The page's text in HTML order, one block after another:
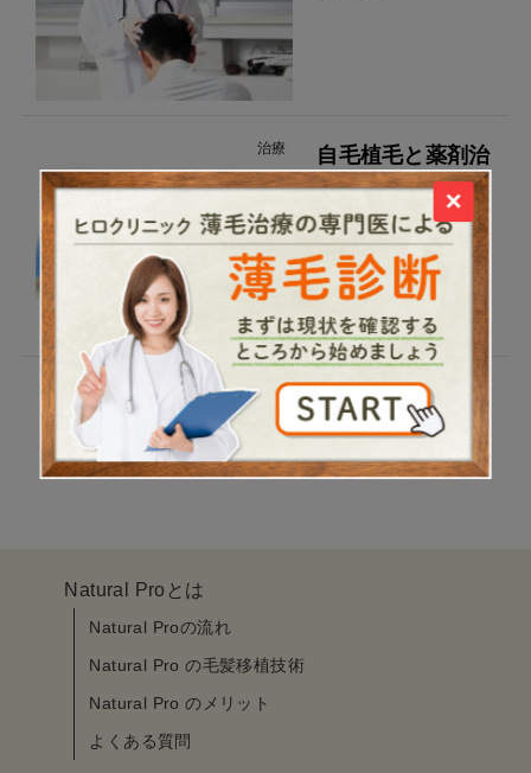
治療
自毛植毛と薬剤治
療の違いを解説
2024.12.12
Posts
pagination
1 2 5 ›
Natural Proとは
Natural Proの流れ
Natural Pro の毛髪移植技術
Natural Pro のメリット
よくある質問
×